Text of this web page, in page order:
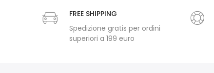
FREE SHIPPING
Spedizione gratis per ordini
superiori a 199 euro